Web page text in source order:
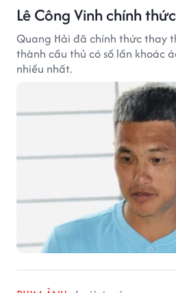
Lê Công Vinh chính
Quang Hải đã chính thức thay
thành cầu thủ có số lần khoác
nhiều nhất.